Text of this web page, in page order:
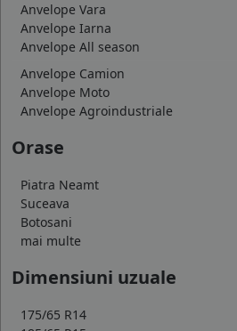
Anvelope Vara
Anvelope Iarna
Anvelope All season
Anvelope Camion
Anvelope Moto
Anvelope Agroindustriale
Orase
Piatra Neamt
Suceava
Botosani
mai multe
Dimensiuni uzuale
175/65 R14